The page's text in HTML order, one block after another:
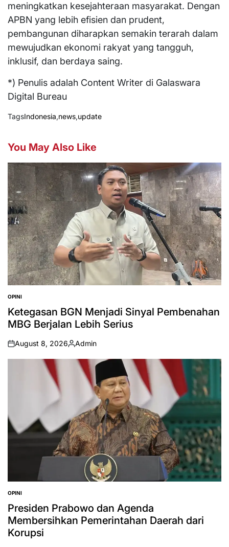
meningkatkan kesejahteraan masyarakat. Dengan
APBN yang lebih efisien dan prudent,
pembangunan diharapkan semakin terarah dalam
mewujudkan ekonomi rakyat yang tangguh,
inklusif, dan berdaya saing.
*) Penulis adalah Content Writer di Galaswara
Digital Bureau
TagsIndonesia,news,update
You May Also Like
POSTED
IN
OPINI
Ketegasan BGN Menjadi Sinyal Pembenahan
MBG Berjalan Lebih Serius
on
August 8, 2026
Posted
by
Admin
POSTED
IN
OPINI
Presiden Prabowo dan Agenda
Membersihkan Pemerintahan Daerah dari
Korupsi